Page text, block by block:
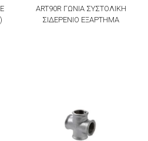
ART90R ΓΩΝΙΑ ΣΥΣΤΟΛΙΚΗ
ΣΙΔΕΡΕΝΙΟ ΕΞΑΡΤΗΜΑ